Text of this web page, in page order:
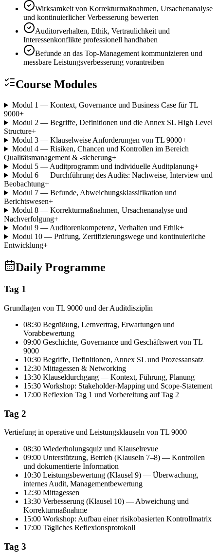
Wirksamkeit von Korrekturmaßnahmen, Ursachenanalyse
und kontinuierlicher Verbesserung bewerten
Auditorverhalten, Ethik, Vertraulichkeit und
Interessenkonflikte professionell handhaben
Befunde an das Top-Management kommunizieren und
messbare Leistungsverbesserung vorantreiben
Course Modules
Modul 1 — Kontext, Governance und Business Case für TL
9000+
Modul 2 — Begriffe, Definitionen und die Annex SL High Level
Structure+
Modul 3 — Klauselweise Anforderungen von TL 9000+
Modul 4 — Risiken, Chancen und Kontrollen im Bereich
Qualitätsmanagement & -sicherung+
Modul 5 — Auditprogramm und individuelle Auditplanung+
Modul 6 — Durchführung des Audits: Nachweise, Interview und
Beobachtung+
Modul 7 — Befunde, Abweichungsklassifikation und
Berichtswesen+
Modul 8 — Korrekturmaßnahmen, Ursachenanalyse und
Nachverfolgung+
Modul 9 — Auditorenkompetenz, Verhalten und Ethik+
Modul 10 — Prüfung, Zertifizierungswege und kontinuierliche
Entwicklung+
Daily Programme
Tag 1
Grundlagen von TL 9000 und der Auditdisziplin
08:30 Begrüßung, Lernvertrag, Erwartungen und
Vorabbewertung
09:00 Geschichte, Governance und Geschäftswert von TL
9000
10:30 Begriffe, Definitionen, Annex SL und Prozessansatz
12:30 Mittagessen & Networking
13:30 Klauseldurchgang — Kontext, Führung, Planung
15:30 Workshop: Stakeholder-Mapping und Scope-Statement
17:00 Reflexion Tag 1 und Vorbereitung auf Tag 2
Tag 2
Vertiefung in operative und Leistungsklauseln von TL 9000
08:30 Wiederholungsquiz und Klauselrevue
09:00 Unterstützung, Betrieb (Klauseln 7–8) — Kontrollen
und dokumentierte Information
10:30 Leistungsbewertung (Klausel 9) — Überwachung,
internes Audit, Managementbewertung
12:30 Mittagessen
13:30 Verbesserung (Klausel 10) — Abweichung und
Korrekturmaßnahme
15:00 Workshop: Aufbau einer risikobasierten Kontrollmatrix
17:00 Tägliches Reflexionsprotokoll
Tag 3